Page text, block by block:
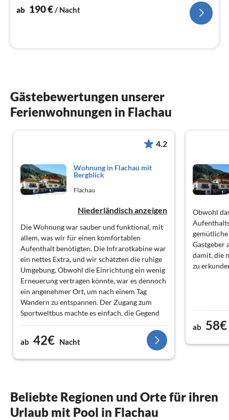
ab 190€/ Nacht
Gästebewertungen unserer
Ferienwohnungen in Flachau
4.2
Wohnung in Flachau mit
Bergblick
Flachau
Niederländisch anzeigen
Die Wohnung war sauber und funktional, mit
allem, was wir für einen komfortablen
Aufenthalt benötigten. Die Infrarotkabine war
ein nettes Extra, und wir schätzten die ruhige
Umgebung. Obwohl die Einrichtung ein wenig
Erneuerung vertragen könnte, war es dennoch
ein angenehmer Ort, um nach einem Tag
Wandern zu entspannen. Der Zugang zum
Sportweltbus machte es einfach, die Gegend
zu erkunden. Insgesamt eine solide Wahl für
eine Wandertour.
ab 42€ Nacht
Obwohl
Gastgeber
damit, die
zu
ab 58€
Beliebte Regionen und Orte für ihren
Urlaub mit Pool in Flachau